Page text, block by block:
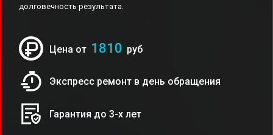
долговечность результата.
Цена от 1810 руб
Экспресс ремонт в день обращения
Гарантия до 3-х лет